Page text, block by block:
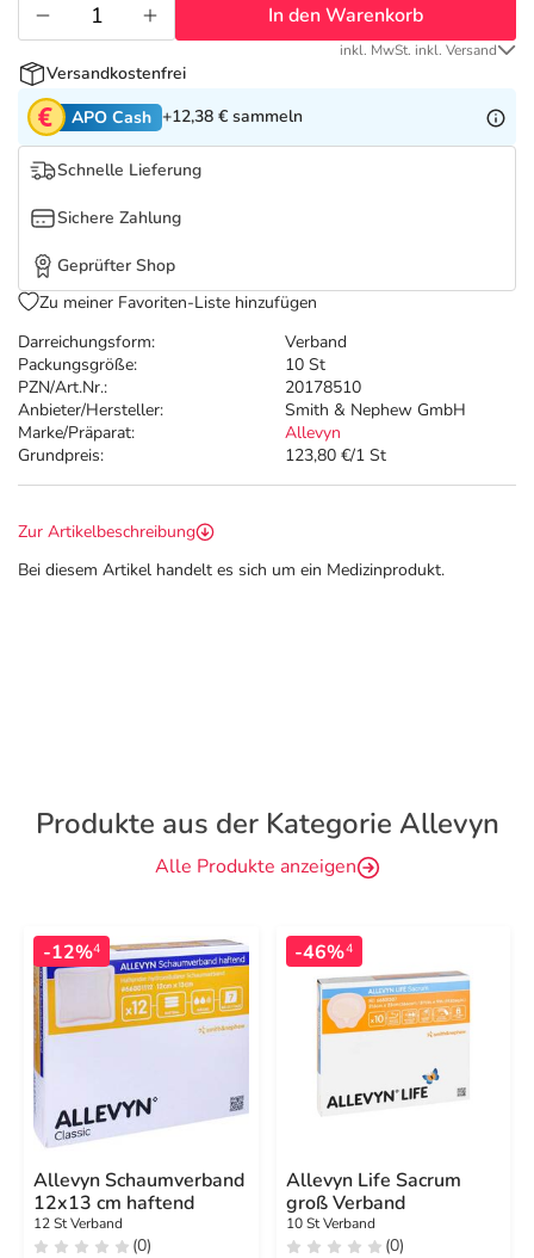
Tierapotheke
Vitamine & Mineralstoffe
Marken
Salus Deals
Darreichungsform:
Verband
Packungsgröße:
10 St
PZN/Art.Nr.:
20178510
Anbieter/Hersteller:
Smith & Nephew GmbH
Marke/Präparat:
Allevyn
Grundpreis:
123,80 €/1 St
In den Warenkorb
inkl. MwSt. inkl. Versand
Versandkostenfrei
APO Cash +12,38 € sammeln
Schnelle Lieferung
Sichere Zahlung
Geprüfter Shop
Zu meiner Favoriten-Liste hinzufügen
Zur Artikelbeschreibung
Bei diesem Artikel handelt es sich um ein Medizinprodukt.
Produkte aus der Kategorie Allevyn
Alle Produkte anzeigen
-12%4
Allevyn Schaumverband
12x13 cm haftend
12 St Verband
(0)
-46%4
Allevyn Life Sacrum
groß Verband
10 St Verband
(0)